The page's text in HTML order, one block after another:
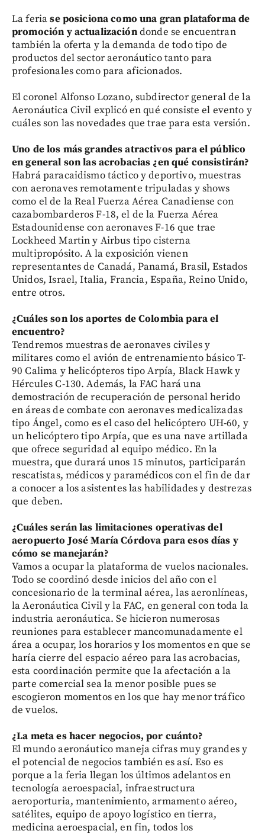
La feriase posiciona como una gran plataforma de
promoción y actualizacióndonde se encuentran
también la oferta y la demanda de todo tipo de
productos del sector aeronáutico tanto para
profesionales como para aficionados.
El coronel Alfonso Lozano, subdirector general de la
Aeronáutica Civil explicó en qué consiste el evento y
cuáles son las novedades que trae para esta versión.
Uno de los más grandes atractivos para el público
en general son las acrobacias ¿en qué consistirán?
Habrá paracaidismo táctico y deportivo, muestras
con aeronaves remotamente tripuladas y shows
como el de la Real Fuerza Aérea Canadiense con
cazabombarderos F-18, el de la Fuerza Aérea
Estadounidense con aeronaves F-16 que trae
Lockheed Martin y Airbus tipo cisterna
multipropósito. A la exposición vienen
representantes de Canadá, Panamá, Brasil, Estados
Unidos, Israel, Italia, Francia, España, Reino Unido,
entre otros.
¿Cuáles son los aportes de Colombia para el
encuentro?
Tendremos muestras de aeronaves civiles y
militares como el avión de entrenamiento básico T-
90 Calima y helicópteros tipo Arpía, Black Hawk y
Hércules C-130. Además, la FAC hará una
demostración de recuperación de personal herido
en áreas de combate con aeronaves medicalizadas
tipo Ángel, como es el caso del helicóptero UH-60, y
un helicóptero tipo Arpía, que es una nave artillada
que ofrece seguridad al equipo médico. En la
muestra, que durará unos 15 minutos, participarán
rescatistas, médicos y paramédicos con el fin de dar
a conocer a los asistentes las habilidades y destrezas
que deben.
¿Cuáles serán las limitaciones operativas del
aeropuerto José María Córdova para esos días y
cómo se manejarán?
Vamos a ocupar la plataforma de vuelos nacionales.
Todo se coordinó desde inicios del año con el
concesionario de la terminal aérea, las aeronlíneas,
la Aeronáutica Civil y la FAC, en general con toda la
industria aeronáutica. Se hicieron numerosas
reuniones para establecer mancomunadamente el
área a ocupar, los horarios y los momentos en que se
haría cierre del espacio aéreo para las acrobacias,
esta coordinación permite que la afectación a la
parte comercial sea la menor posible pues se
escogieron momentos en los que hay menor tráfico
de vuelos.
¿La meta es hacer negocios, por cuánto?
El mundo aeronáutico maneja cifras muy grandes y
el potencial de negocios también es así. Eso es
porque a la feria llegan los últimos adelantos en
tecnología aeroespacial, infraestructura
aeroporturia, mantenimiento, armamento aéreo,
satélites, equipo de apoyo logístico en tierra,
medicina aeroespacial, en fin, todos los